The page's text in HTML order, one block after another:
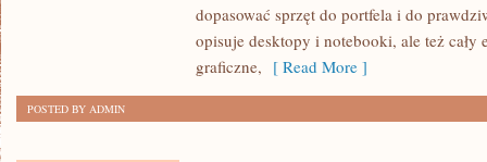
dopasować sprzęt do portfela i do
opisuje desktopy i notebooki, ale też cały
graficzne, [ Read More ]
POSTED BY ADMIN